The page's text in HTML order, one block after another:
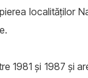
1981 și 1987 și